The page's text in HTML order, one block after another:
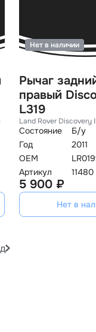
Рычаг
правый
L319
Land Rover
Состояние
Б/у
Год
2011
OEM
Артикул
11480
Нет в наличии
5 900 ₽
Нет в